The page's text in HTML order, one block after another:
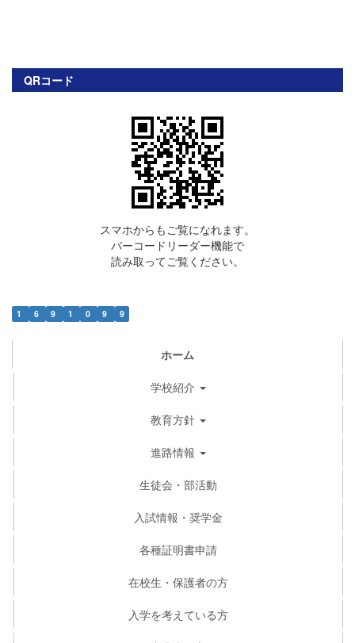
QRコード
スマホからもご覧になれます。
バーコードリーダー機能で
読み取ってご覧ください。
1 6 9 1 0 9 9
ホーム
学校紹介
教育方針
進路情報
生徒会・部活動
入試情報・奨学金
各種証明書申請
在校生・保護者の方
入学を考えている方